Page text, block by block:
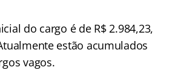
do cargo é de R$ 2.984,23,
estão acumulados
vagos.